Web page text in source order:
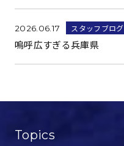
Topics
2026.06.17 スタッフブログ
嗚呼広すぎる兵庫県